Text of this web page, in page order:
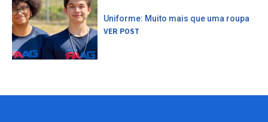
Uniforme: Muito mais que uma roupa
VER POST